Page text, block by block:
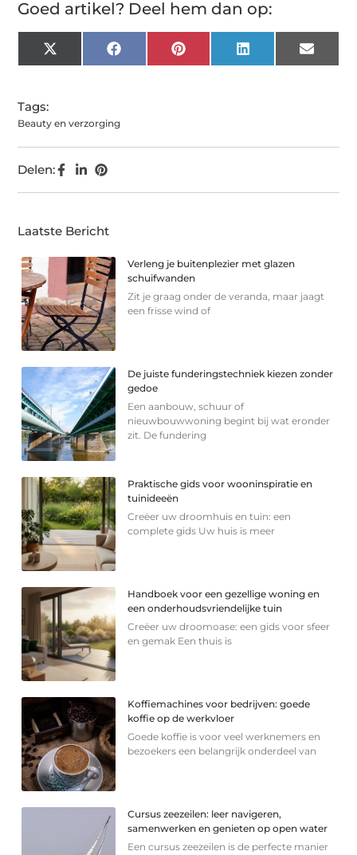
Goed artikel? Deel hem dan op:
X
(Twitter)
Facebook Pinterest LinkedIn Email
Tags:
Beauty en verzorging
Delen:
Laatste Bericht
Verleng je buitenplezier met glazen
schuifwanden
Zit je graag onder de veranda, maar jaagt
een frisse wind of
De juiste funderingstechniek kiezen zonder
gedoe
Een aanbouw, schuur of
nieuwbouwwoning begint bij wat eronder
zit. De fundering
Praktische gids voor wooninspiratie en
tuinideeën
Creëer uw droomhuis en tuin: een
complete gids Uw huis is meer
Handboek voor een gezellige woning en
een onderhoudsvriendelijke tuin
Creëer uw droomoase: een gids voor sfeer
en gemak Een thuis is
Koffiemachines voor bedrijven: goede
koffie op de werkvloer
Goede koffie is voor veel werknemers en
bezoekers een belangrijk onderdeel van
Cursus zeezeilen: leer navigeren,
samenwerken en genieten op open water
Een cursus zeezeilen is de perfecte manier